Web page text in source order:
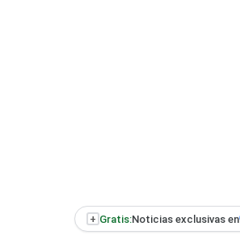
+ Gratis:Noticias exclusivas en